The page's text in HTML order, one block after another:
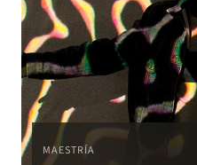
MAESTRÍA